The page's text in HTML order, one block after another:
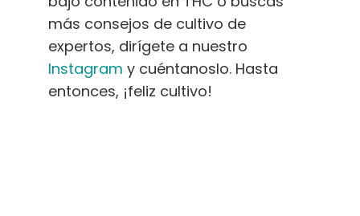
más consejos de cultivo de
expertos, dirígete a nuestro
Instagram y cuéntanoslo. Hasta
entonces, ¡feliz cultivo!